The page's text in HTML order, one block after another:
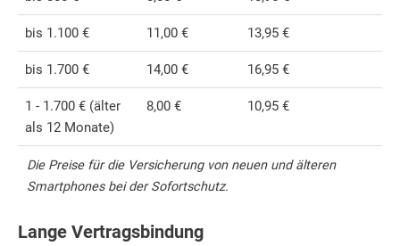
bis 1.100 € 11,00 € 13,95 €
bis 1.700 € 14,00 € 16,95 €
1 - 1.700 € (älter
als 12 Monate)
8,00 € 10,95 €
Die Preise für die Versicherung von neuen und älteren
Smartphones bei der Sofortschutz.
Lange Vertragsbindung